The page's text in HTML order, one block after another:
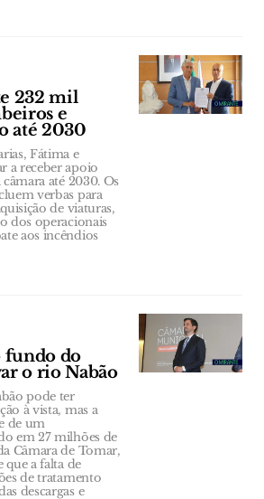
232 mil
e
até 2030
Fátima e
a receber apoio
até 2030. Os
verbas para
de viaturas,
dos operacionais
aos incêndios
fundo do
o rio Nabão
pode ter
à vista, mas a
de um
em 27 milhões de
Câmara de Tomar,
que a falta de
de tratamento
descargas e